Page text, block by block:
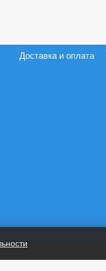
Доставка и оплата